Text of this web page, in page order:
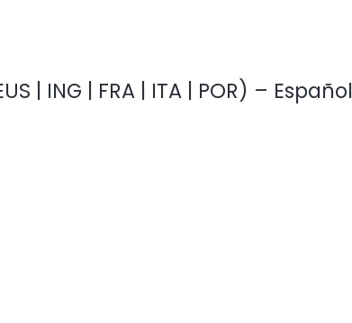
| ING | FRA | ITA | POR) – Español